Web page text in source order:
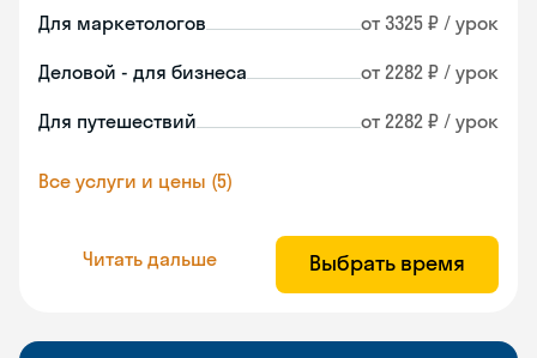
Для маркетологов от 3325 ₽ / урок
Деловой - для бизнеса от 2282 ₽ / урок
Для путешествий от 2282 ₽ / урок
Все услуги и цены (5)
Читать дальше Выбрать время